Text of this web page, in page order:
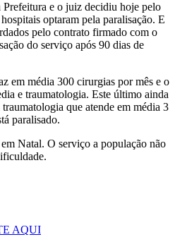
e o juiz decidiu hoje pelo
optaram pela paralisação. E
pelo contrato firmado com o
do serviço após 90 dias de
em média 300 cirurgias por mês e o
e traumatologia. Este último ainda
que atende em média 3
paralisado.
Natal. O serviço a população não
AQUI